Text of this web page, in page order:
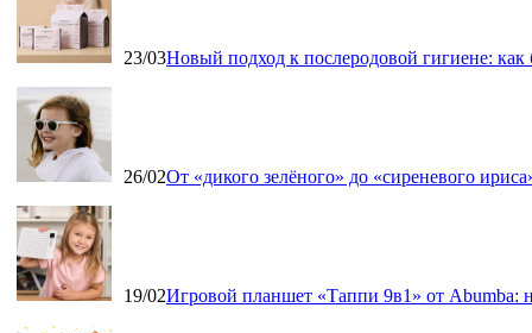
23/03Новый подход к послеродовой гигиене:
26/02От «дикого зелёного» до «сиреневого
19/02Игровой планшет «Таппи 9в1» от Abumba: